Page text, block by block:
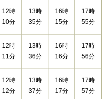
12時
10分
13時
35分
16時
15分
17時
55分
12時
11分
13時
36分
16時
16分
17時
56分
12時
12分
13時
37分
16時
17分
17時
57分